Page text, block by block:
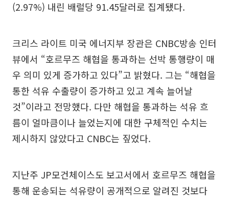
(2.97%) 내린 배럴당 91.45달러로 집계됐다.
크리스 라이트 미국 에너지부 장관은 CNBC방송 인터
뷰에서 “호르무즈 해협을 통과하는 선박 통행량이 매
우 의미 있게 증가하고 있다”고 밝혔다. 그는 “해협을
통한 석유 수출량이 증가하고 있고 계속 늘어날
것”이라고 전망했다. 다만 해협을 통과하는 석유 흐
름이 얼마큼이나 늘었는지에 대한 구체적인 수치는
제시하지 않았다고 CNBC는 짚었다.
지난주 JP모건체이스도 보고서에서 호르무즈 해협을
통해 운송되는 석유량이 공개적으로 알려진 것보다